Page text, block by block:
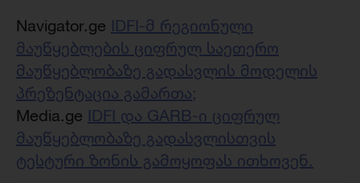
Navigator.ge IDFI-მ რეგიონული
მაუწყებლების ციფრულ საეთერო
მაუწყებლობაზე გადასვლის მოდელის
პრეზენტაცია გამართა;
Media.ge IDFI და GARB-ი ციფრულ
მაუწყებლობაზე გადასვლისთვის
ტესტური ზონის გამოყოფას ითხოვენ.